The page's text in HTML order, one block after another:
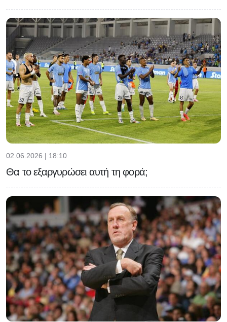
02.06.2026 | 18:10
Θα το εξαργυρώσει αυτή τη φορά;